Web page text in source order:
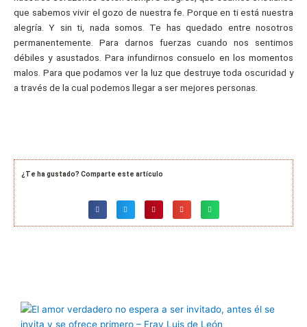
que sabemos vivir el gozo de nuestra fe. Porque en ti está nuestra
alegría. Y sin ti, nada somos. Te has quedado entre nosotros
permanentemente. Para darnos fuerzas cuando nos sentimos
débiles y asustados. Para infundirnos consuelo en los momentos
malos. Para que podamos ver la luz que destruye toda oscuridad y
a través de la cual podemos llegar a ser mejores personas.
¿Te ha gustado? Comparte este artículo
PáginaPáginaPáginaPáginaPágina